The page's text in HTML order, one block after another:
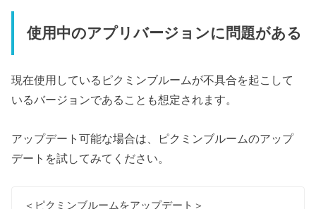
使用中のアプリバージョンに問題がある
現在使用しているピクミンブルームが不具合を起こして
いるバージョンであることも想定されます。
アップデート可能な場合は、ピクミンブルームのアップ
デートを試してみてください。
＜ピクミンブルームをアップデート＞